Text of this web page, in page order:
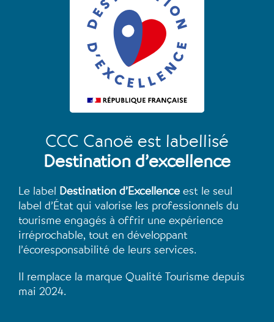
CCC Canoë est labellisé
Destination d’excellence
Le label Destination d’Excellenceest le seul
label d’État qui valorise les professionnels du
tourisme engagés à offrir une expérience
irréprochable, tout en développant
l’écoresponsabilité de leurs services.
Il remplace la marque Qualité Tourisme depuis
mai 2024.